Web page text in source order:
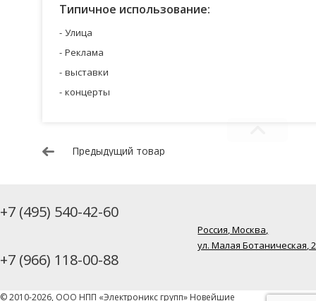
Типичное использование:
Улица
Реклама
выставки
концерты
Предыдущий товар
+7 (495) 540-42-60
+7 (966) 118-00-88
Россия, Москва,
ул. Малая Ботаническая,
© 2010-2026, ООО НПП «Электроникс групп» Новейшие